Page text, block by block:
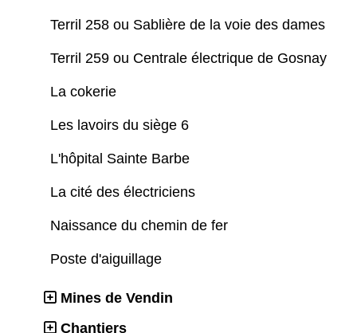
Terril 258 ou Sablière de la voie des dames
Terril 259 ou Centrale électrique de Gosnay
La cokerie
Les lavoirs du siège 6
L'hôpital Sainte Barbe
La cité des électriciens
Naissance du chemin de fer
Poste d'aiguillage
Mines de Vendin
Chantiers